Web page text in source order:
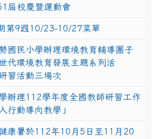
屆校慶暨運動會
第9週10/23-10/27菜單
國民小學辦理環境教育輔導團子
代環境教育發展主題系列活
習活動三場次
辦理112學年度全國教師研習工作
行動導向教學」
康署於112年10月5日至11月20